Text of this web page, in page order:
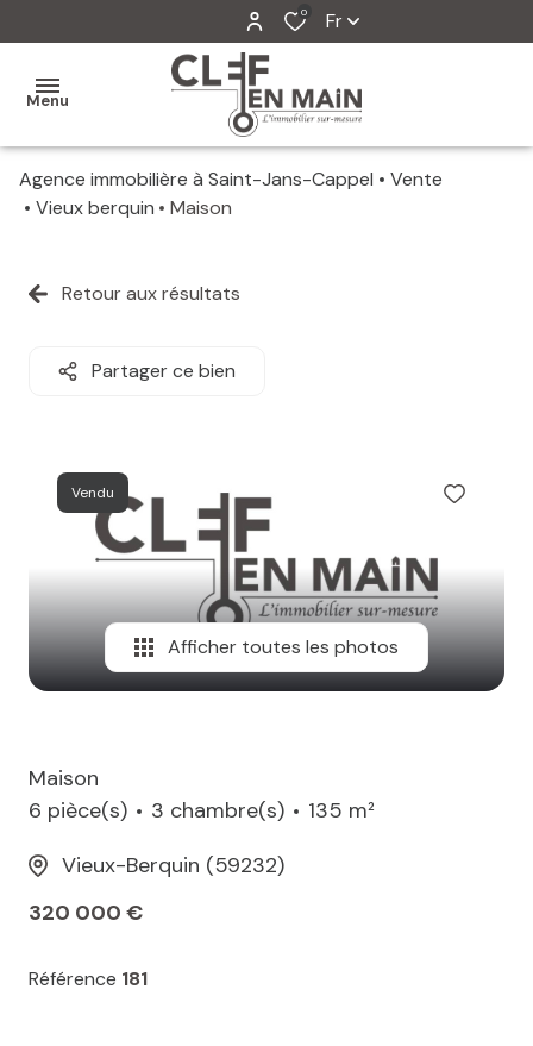
0 Fr
Menu
MON
MES
MES
ALERTE
Agence immobilière à Saint-Jans-Cappel
Vente
Vieux berquin
Maison
Retour aux résultats
Partager ce bien
Vendu
Afficher toutes les photos
Maison
6 pièce(s)
3 chambre(s)
135 m²
Vieux-Berquin (59232)
320 000 €
Référence 181